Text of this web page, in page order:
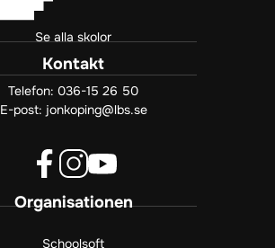
Se alla skolor
Kontakt
Telefon:036-15 26 50
E-post: jonkoping@lbs.se
a
e
n
t
o
t
Organisationen
Schoolsoft